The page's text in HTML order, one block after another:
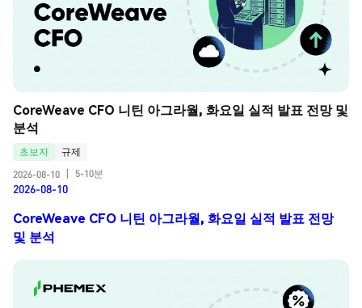
CoreWeave CFO 니틴 아그라월, 화요일 실적 발표 전망 및
분석
초보자
규제
2026-08-10
5-10분
2026-08-10
CoreWeave CFO 니틴 아그라월, 화요일 실적 발표 전망
및 분석